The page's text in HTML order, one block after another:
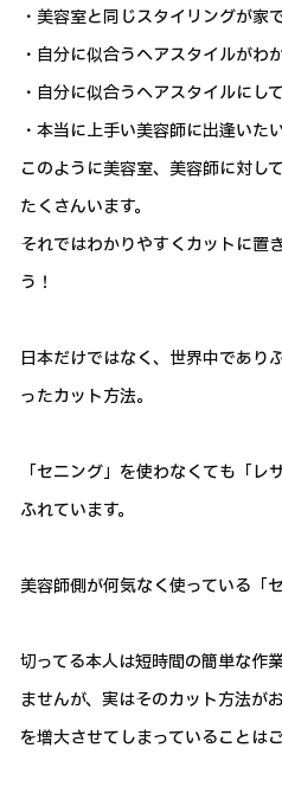
・美容室と同じスタイリングが家
・自分に似合うヘアスタイルがわ
・自分に似合うヘアスタイルにし
・本当に上手い美容師に出逢いた
このように美容室、美容師に対し
たくさんいます。
それではわかりやすくカットに置
う！
日本だけではなく、世界中であり
ったカット方法。
「セニング」を使わなくても「レ
ふれています。
美容師側が何気なく使っている「
切ってる本人は短時間の簡単な作
ませんが、実はそのカット方法が
を増大させてしまっていることは